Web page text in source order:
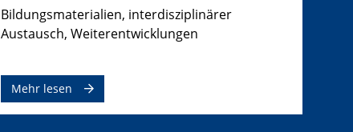
Bildungsmaterialien, interdisziplinärer
Austausch, Weiterentwicklungen
Mehr lesen